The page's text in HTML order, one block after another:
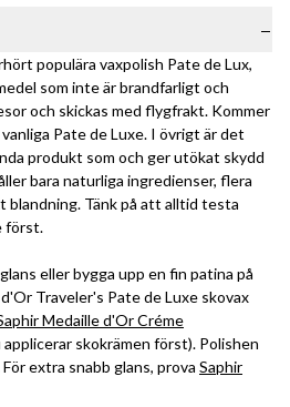
populära vaxpolish Pate de Lux,
som inte är brandfarligt och
och skickas med flygfrakt. Kommer
Pate de Luxe. I övrigt är det
produkt som och ger utökat skydd
bara naturliga ingredienser, flera
blandning. Tänk på att alltid testa
först.
eller bygga upp en fin patina på
Traveler's Pate de Luxe skovax
Medaille d'Or Créme
applicerar skokrämen först). Polishen
extra snabb glans, prova Saphir